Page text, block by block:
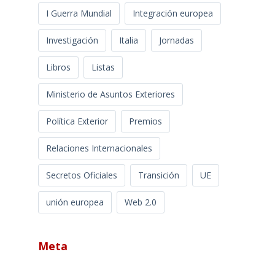
I Guerra Mundial Integración europea
Investigación Italia Jornadas
Libros Listas
Ministerio de Asuntos Exteriores
Política Exterior Premios
Relaciones Internacionales
Secretos Oficiales Transición UE
unión europea Web 2.0
Meta